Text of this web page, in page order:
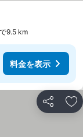
9.5 km
料金を表示
シェア お